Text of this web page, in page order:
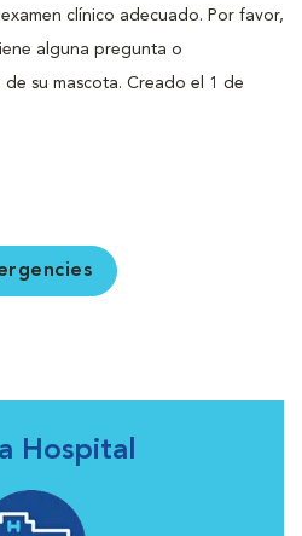
clínico adecuado. Por favor,
alguna pregunta o
su mascota. Creado el 1 de
Hospital